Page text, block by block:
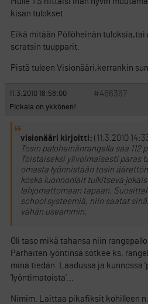
kisan tulokset.
Eikä mitään Pöllöheinän
scratsin tuupparit.
Pistä tuleen Visionääri,kerrankin
11.3.2010 18:58:00 #466367
Pickala on ykkönen!
visionääri kirjoitti: (11.3.2010
Tosin paloheinänrangella saa 112
Toistaiseksi ylivoimaisesti paras
omasta lyönnistään tosin
koska luonnonlait tulkitseva
lahjomattomaan tapaan.
school systeemiä, niin saatat
vähän useammin.
Oli taso mikä tahansa niin
Parhaiten lyöntinsä sotkee ks.
minä tiedän. Laadussa ja kunnossa
’lyöntimatoista’…
Nimim. Laittaa pikafiksit kohilleen